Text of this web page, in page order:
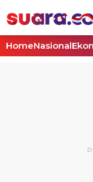
HomeNasional